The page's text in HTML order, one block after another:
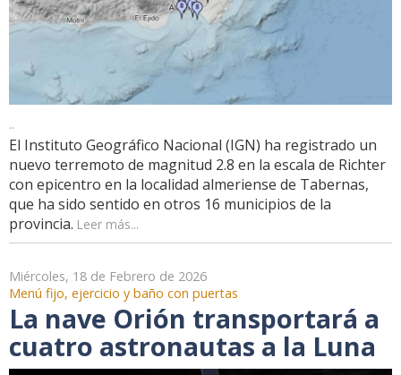
..
El Instituto Geográfico Nacional (IGN) ha registrado un
nuevo terremoto de magnitud 2.8 en la escala de Richter
con epicentro en la localidad almeriense de Tabernas,
que ha sido sentido en otros 16 municipios de la
provincia. Leer más...
Miércoles, 18 de Febrero de 2026
Menú fijo, ejercicio y baño con puertas
La nave Orión transportará a
cuatro astronautas a la Luna